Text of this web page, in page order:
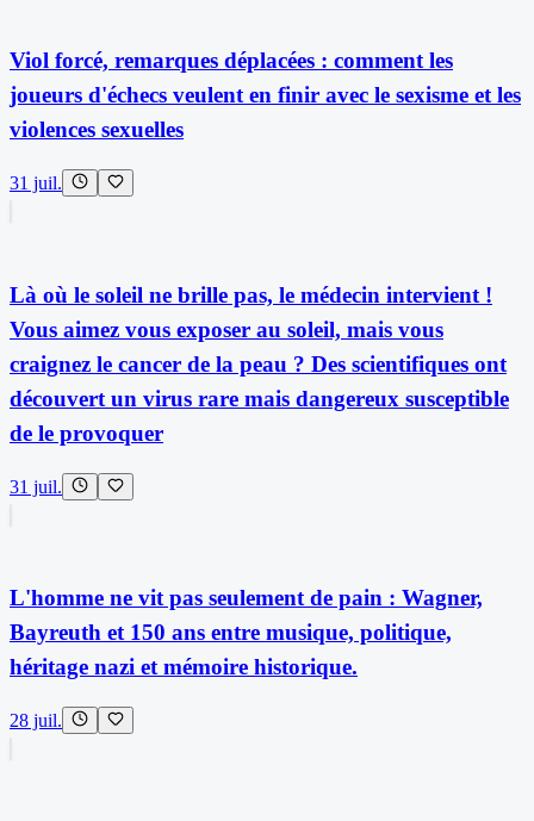
Viol forcé, remarques déplacées : comment les
joueurs d'échecs veulent en finir avec le sexisme et les
violences sexuelles
31 juil.
Là où le soleil ne brille pas, le médecin intervient !
Vous aimez vous exposer au soleil, mais vous
craignez le cancer de la peau ? Des scientifiques ont
découvert un virus rare mais dangereux susceptible
de le provoquer
31 juil.
L'homme ne vit pas seulement de pain : Wagner,
Bayreuth et 150 ans entre musique, politique,
héritage nazi et mémoire historique.
28 juil.